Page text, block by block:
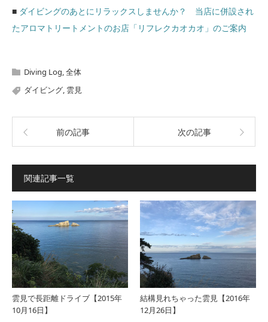
■ ダイビングのあとにリラックスしませんか？ 当店に併設され
たアロマトリートメントのお店「リフレクカオカオ」のご案内
Diving Log,全体
ダイビング, 雲見
前の記事 次の記事
関連記事一覧
雲見で長距離ドライブ【2015年
10月16日】
結構見れちゃった雲見【2016年
12月26日】